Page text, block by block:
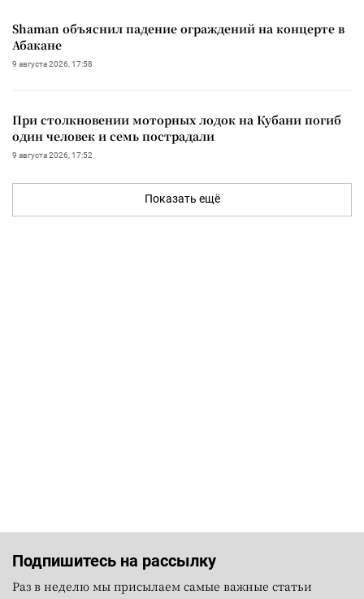
Shaman объяснил падение ограждений на концерте в
Абакане
9 августа 2026, 17:58
При столкновении моторных лодок на Кубани погиб
один человек и семь пострадали
9 августа 2026, 17:52
Показать ещё
Подпишитесь на рассылку
Раз в неделю мы присылаем самые важные статьи